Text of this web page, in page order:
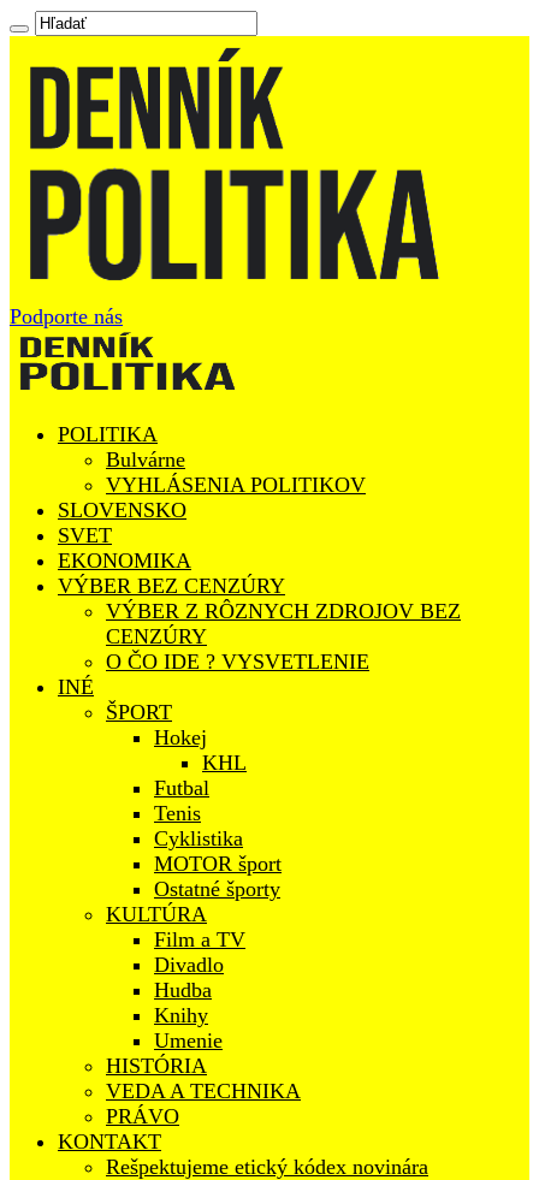
Podporte nás
POLITIKA
Bulvárne
VYHLÁSENIA POLITIKOV
SLOVENSKO
SVET
EKONOMIKA
VÝBER BEZ CENZÚRY
VÝBER Z RÔZNYCH ZDROJOV BEZ
CENZÚRY
O ČO IDE ? VYSVETLENIE
INÉ
ŠPORT
Hokej
KHL
Futbal
Tenis
Cyklistika
MOTOR šport
Ostatné športy
KULTÚRA
Film a TV
Divadlo
Hudba
Knihy
Umenie
HISTÓRIA
VEDA A TECHNIKA
PRÁVO
KONTAKT
Rešpektujeme etický kódex novinára